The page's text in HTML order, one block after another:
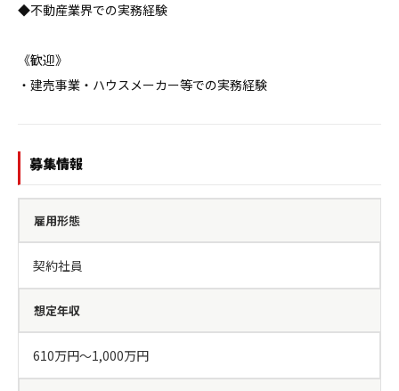
◆不動産業界での実務経験
《歓迎》
・建売事業・ハウスメーカー等での実務経験
募集情報
雇用形態
契約社員
想定年収
610万円〜1,000万円